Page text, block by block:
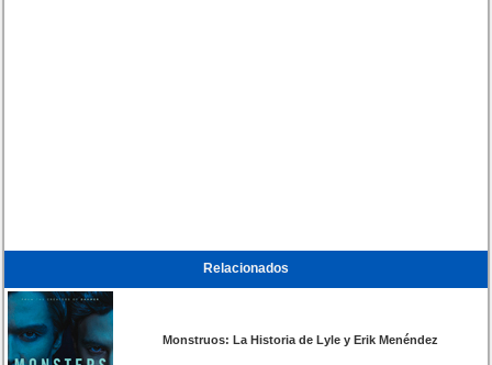
Relacionados
Monstruos: La Historia de Lyle y Erik Menéndez